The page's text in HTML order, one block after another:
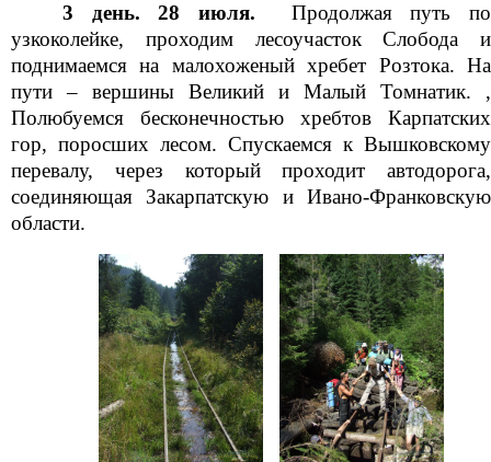
3 день. 28 июля. Продолжая путь по
узкоколейке, проходим лесоучасток Слобода и
поднимаемся на малохоженый хребет Розтока. На
пути – вершины Великий и Малый Томнатик. ,
Полюбуемся бесконечностью хребтов Карпатских
гор, поросших лесом. Спускаемся к Вышковскому
перевалу, через который проходит автодорога,
соединяющая Закарпатскую и Ивано-Франковскую
области.